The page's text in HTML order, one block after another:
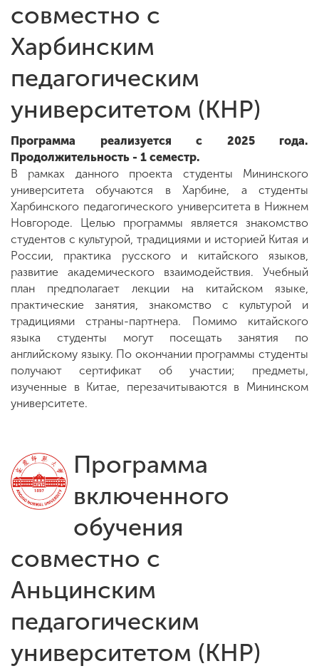
совместно с
Харбинским
педагогическим
университетом (КНР)
Программа реализуется с 2025 года.
Продолжительность - 1 семестр.
В рамках данного проекта студенты Мининского
университета обучаются в Харбине, а студенты
Харбинского педагогического университета в Нижнем
Новгороде. Целью программы является знакомство
студентов с культурой, традициями и историей Китая и
России, практика русского и китайского языков,
развитие академического взаимодействия. Учебный
план предполагает лекции на китайском языке,
практические занятия, знакомство с культурой и
традициями страны-партнера. Помимо китайского
языка студенты могут посещать занятия по
английскому языку. По окончании программы студенты
получают сертификат об участии; предметы,
изученные в Китае, перезачитываются в Мининском
университете.
Программа
включенного
обучения
совместно с
Аньцинским
педагогическим
университетом (КНР)